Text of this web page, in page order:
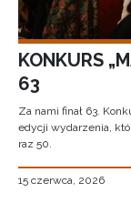
KONKURS
63
Za nami finał 63.
edycji wydarzenia,
raz 50.
15 czerwca, 2026